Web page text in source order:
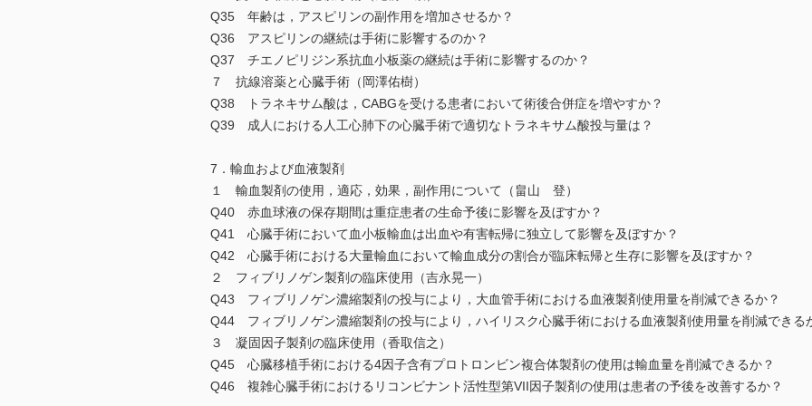
Q35 年齢は，アスピリンの副作用を増加させるか？
Q36 アスピリンの継続は手術に影響するのか？
Q37 チエノピリジン系抗血小板薬の継続は手術に影響するのか？
７ 抗線溶薬と心臓手術（岡澤佑樹）
Q38 トラネキサム酸は，CABGを受ける患者において術後合併症を増やすか？
Q39 成人における人工心肺下の心臓手術で適切なトラネキサム酸投与量は？
7．輸血および血液製剤
１ 輸血製剤の使用，適応，効果，副作用について（畠山 登）
Q40 赤血球液の保存期間は重症患者の生命予後に影響を及ぼすか？
Q41 心臓手術において血小板輸血は出血や有害転帰に独立して影響を及ぼすか？
Q42 心臓手術における大量輸血において輸血成分の割合が臨床転帰と生存に影響を及ぼすか？
２ フィブリノゲン製剤の臨床使用（吉永晃一）
Q43 フィブリノゲン濃縮製剤の投与により，大血管手術における血液製剤使用量を削減できるか？
Q44 フィブリノゲン濃縮製剤の投与により，ハイリスク心臓手術における血液製剤使用量を削減できる
３ 凝固因子製剤の臨床使用（香取信之）
Q45 心臓移植手術における4因子含有プロトロンビン複合体製剤の使用は輸血量を削減できるか？
Q46 複雑心臓手術におけるリコンビナント活性型第VII因子製剤の使用は患者の予後を改善するか？